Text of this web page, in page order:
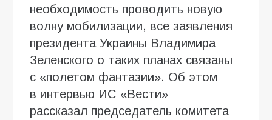
необходимость проводить новую
волну мобилизации, все заявления
президента Украины Владимира
Зеленского о таких планах связаны
с «полетом фантазии». Об этом
в интервью ИC «Вести»
рассказал председатель комитета